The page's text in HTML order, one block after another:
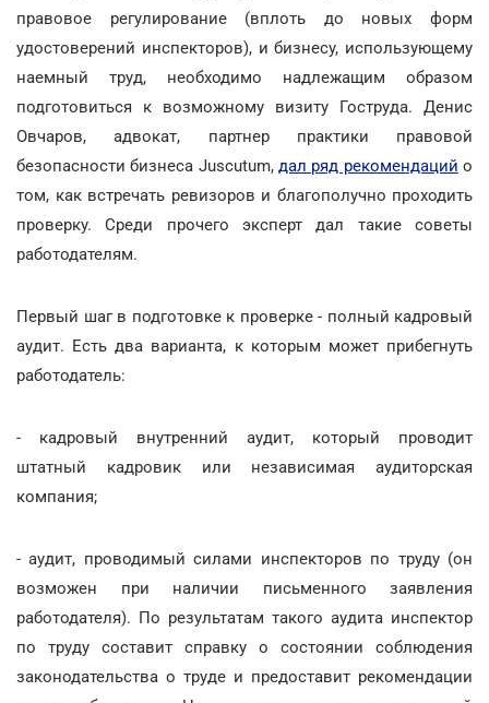
правовое регулирование (вплоть до новых форм
удостоверений инспекторов), и бизнесу, использующему
наемный труд, необходимо надлежащим образом
подготовиться к возможному визиту Гоструда. Денис
Овчаров, адвокат, партнер практики правовой
безопасности бизнеса Juscutum, дал ряд рекомендаций о
том, как встречать ревизоров и благополучно проходить
проверку. Среди прочего эксперт дал такие советы
работодателям.
Первый шаг в подготовке к проверке - полный кадровый
аудит. Есть два варианта, к которым может прибегнуть
работодатель:
- кадровый внутренний аудит, который проводит
штатный кадровик или независимая аудиторская
компания;
- аудит, проводимый силами инспекторов по труду (он
возможен при наличии письменного заявления
работодателя). По результатам такого аудита инспектор
по труду составит справку о состоянии соблюдения
законодательства о труде и предоставит рекомендации